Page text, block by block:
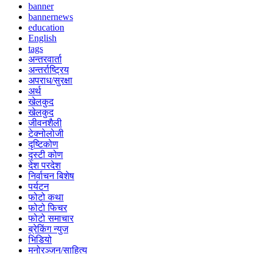
banner
bannernews
education
English
tags
अन्तरवार्ता
अन्तर्राष्ट्रिय
अपराध/सुरक्षा
अर्थ
खेलकुद
खेलकुद
जीवनशैली
टेक्नोलोजी
दृष्टिकोण
दृस्टी कोण
देश परदेश
निर्वाचन बिशेष
पर्यटन
फोटो कथा
फोटो फिचर
फोटो समाचार
ब्रेकिंग न्युज
भिडियो
मनोरञ्जन/साहित्य